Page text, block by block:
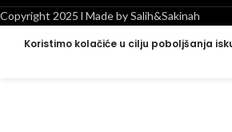
Copyright 2025 l Made by Salih&Sakinah
Koristimo kolačiće u cilju poboljšanja